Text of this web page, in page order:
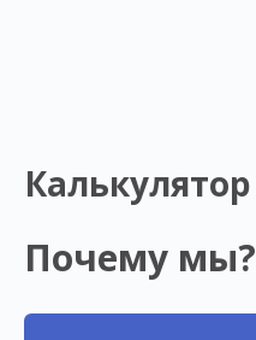
Калькулятор
Почему мы?